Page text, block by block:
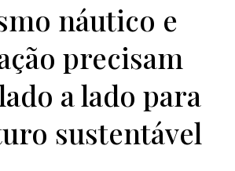
náutico e
precisam
a lado para
sustentável